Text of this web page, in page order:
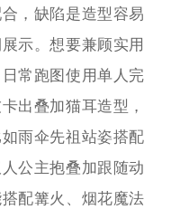
，缺陷是造型容易
示。想要兼顾实用
常跑图使用单人完
出叠加猫耳造型，
雨伞先祖站姿搭配
公主抱叠加跟随动
配篝火、烟花魔法